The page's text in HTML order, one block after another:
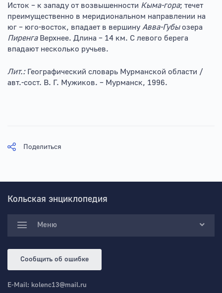
Исток – к западу от возвышенности Кыма-гора; течет
преимущественно в меридиональном направлении на
юг – юго-восток, впадает в вершину Авва-Губыозера
ПиренгаВерхнее. Длина – 14 км. С левого берега
впадают несколько ручьев.
Лит.: Географический словарь Мурманской области /
авт.-сост. В. Г. Мужиков. – Мурманск, 1996.
Поделиться
Кольская энциклопедия
Меню
Сообщить об ошибке
E-Mail: kolenc13@mail.ru